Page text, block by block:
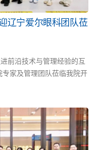
辽宁爱尔眼科团队莅
前沿技术与管理经验的互
家及管理团队莅临我院开